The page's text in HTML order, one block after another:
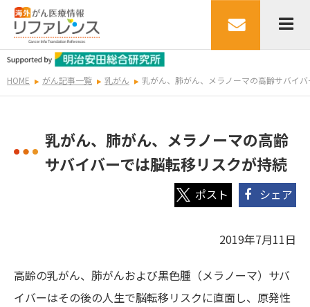
HOME がん記事一覧 乳がん 乳がん、肺がん、メラノーマの高齢サバイ
乳がん、肺がん、メラノーマの高齢
サバイバーでは脳転移リスクが持続
シェア
2019年7月11日
高齢の乳がん、肺がんおよび黒色腫（メラノーマ）サバ
イバーはその後の人生で脳転移リスクに直面し、原発性